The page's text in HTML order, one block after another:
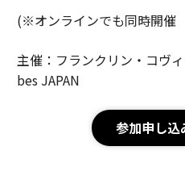
(※オンラインでも同時開催
主催：フランクリン・コヴ
bes JAPAN
参加申し込